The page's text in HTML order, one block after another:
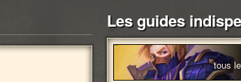
Les guides
tous